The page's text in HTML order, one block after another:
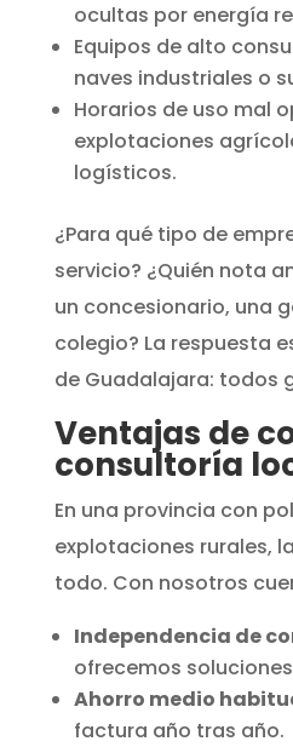
ocultas por energía
Equipos de alto
naves industriales o
Horarios de uso mal
explotaciones
logísticos.
¿Para qué tipo de
servicio? ¿Quién nota
un concesionario, una
colegio? La respuesta
de Guadalajara: todos
Ventajas de
consultoría
En una provincia con
explotaciones rurales,
todo. Con nosotros
Independencia de
ofrecemos
Ahorro medio
factura año tras año.